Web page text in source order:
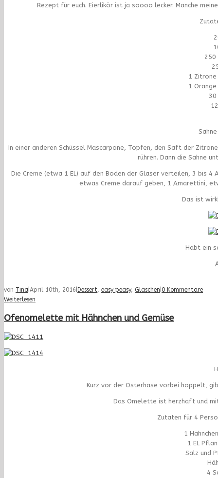
Rezept für euch. Eierlikör ist ja soooo lecker. Manche
250
1
1
In einer anderen Schüssel Mascarpone, Topfen, den Saft der
rühren. Dann die Sahne
Die Creme (etwa 1 EL) auf den Boden der Gläser verteilen, 3 bis
etwas Creme darauf geben, 1 Amarettini,
Das ist
Habt ein
von Tina April 10th, 2016 Dessert, easy peasy, Gläschen 0 Kommentare
Weiterlesen
Ofenomelette mit Hähnchen und Gemüse
Kurz vor der Osterhase vorbei hoppelt,
Das Omelette ist herzhaft und
Zutaten für 4
1
1 EL
Salz und
4